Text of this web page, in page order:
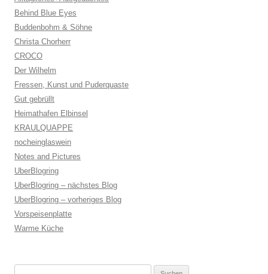
Behind Blue Eyes
Buddenbohm & Söhne
Christa Chorherr
CROCO
Der Wilhelm
Fressen, Kunst und Puderquaste
Gut gebrüllt
Heimathafen Elbinsel
KRAULQUAPPE
nocheinglaswein
Notes and Pictures
UberBlogring
UberBlogring – nächstes Blog
UberBlogring – vorheriges Blog
Vorspeisenplatte
Warme Küche